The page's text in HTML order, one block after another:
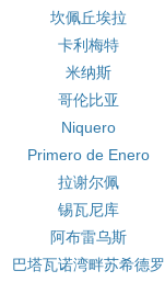
坎佩丘埃拉
卡利梅特
米纳斯
哥伦比亚
Niquero
Primero de Enero
拉谢尔佩
锡瓦尼库
阿布雷乌斯
巴塔瓦诺湾畔苏希德罗